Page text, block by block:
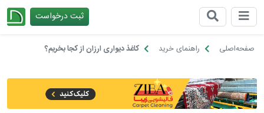
ثبت درخواست
صفحه‌اصلی راهنمای خرید کاغذ دیواری ارزان از کجا بخریم؟